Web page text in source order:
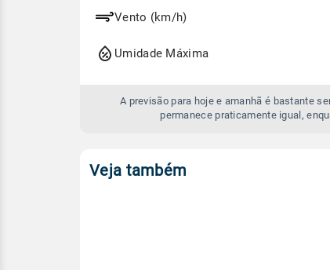
Vento (km/h)
Umidade Máxima
A previsão para hoje e amanhã é bastante
permanece praticamente igual,
Veja também